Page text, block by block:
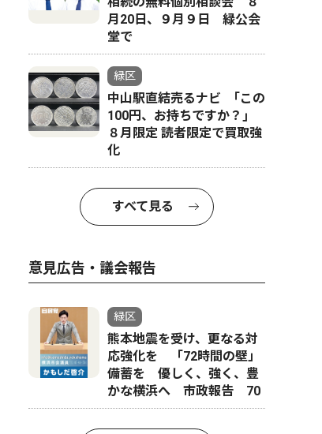
月20日、９月９日 緑公会
堂で
緑区
中山駅直結売るナビ ｢この
100円、お持ちですか？｣
８月限定 読者限定で買取強
化
すべて見る
意見広告・議会報告
緑区
熊本地震を受け、更なる対
応強化を 「72時間の壁」
備蓄を 優しく、強く、豊
かな横浜へ 市政報告 70